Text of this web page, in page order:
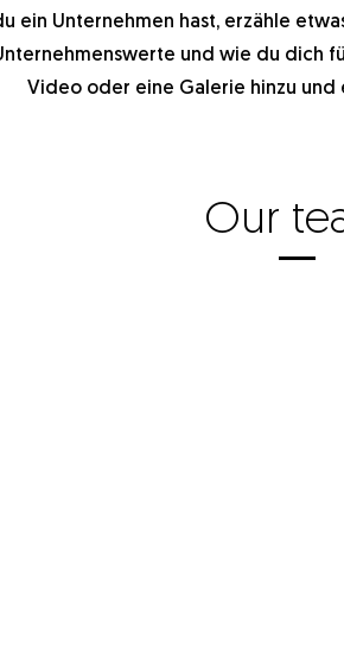
ein Unternehmen hast, erzähle
und wie du dich
Video oder eine Galerie hinzu und
Our